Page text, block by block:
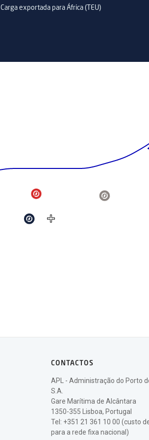
Carga exportada para África (TEU)
CONTACTOS
APL - Administração do Porto
S.A.
Gare Marítima de Alcântara
1350-355 Lisboa, Portugal
Tel: +351 21 361 10 00 (custo
para a rede fixa nacional)